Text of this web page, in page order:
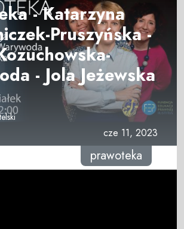
- Katarzyna
Pruszyńska -
- Jola Jeżewska
cze 11, 2023
prawoteka